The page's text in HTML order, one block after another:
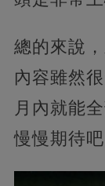
總的來說
內容雖然
月內就能
慢慢期待吧